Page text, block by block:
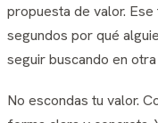
propuesta de valor.
segundos por qué
seguir buscando en
No escondas tu valor.